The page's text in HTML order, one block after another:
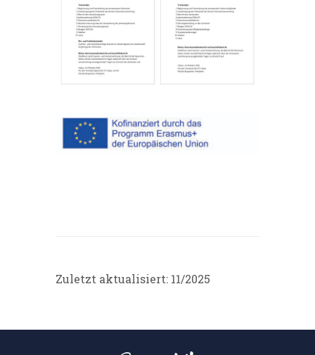
Zuletzt aktualisiert: 11/2025